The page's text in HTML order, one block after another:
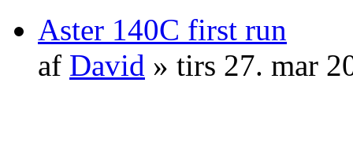
Aster 140C first run
af David » tirs 27. mar